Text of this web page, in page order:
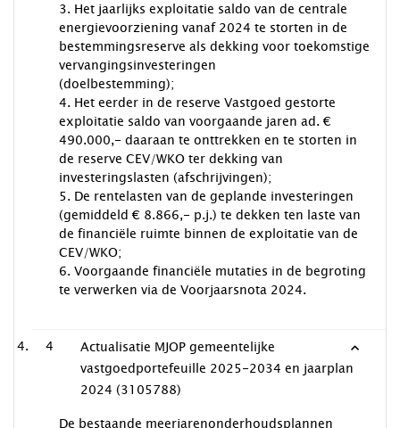
3. Het jaarlijks exploitatie saldo van de centrale
energievoorziening vanaf 2024 te storten in de
bestemmingsreserve als dekking voor toekomstige
vervangingsinvesteringen
(doelbestemming);
4. Het eerder in de reserve Vastgoed gestorte
exploitatie saldo van voorgaande jaren ad. €
490.000,- daaraan te onttrekken en te storten in
de reserve CEV/WKO ter dekking van
investeringslasten (afschrijvingen);
5. De rentelasten van de geplande investeringen
(gemiddeld € 8.866,- p.j.) te dekken ten laste van
de financiële ruimte binnen de exploitatie van de
CEV/WKO;
6. Voorgaande financiële mutaties in de begroting
te verwerken via de Voorjaarsnota 2024.
4
Actualisatie MJOP gemeentelijke
vastgoedportefeuille 2025-2034 en jaarplan
2024 (3105788)
De bestaande meerjarenonderhoudsplannen